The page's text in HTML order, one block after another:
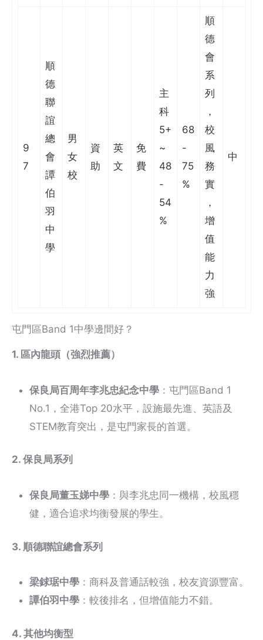
9
7
順
德
聯
誼
總
會
譚
伯
羽
中
學
男
女
校
資
助
英
文
免
費
主
科
5+
~
48
-
54
%
68
-
75
%
順
德
會
系
列
，
校
風
務
實
，
增
值
能
力
強
中
屯門區Band 1中學邊間好？
1. 區內龍頭（強烈推薦）
保良局百周年李兆忠紀念中學 ：屯門區Band 1
No.1，全港Top 20水平，設施最先進、英語及
STEM教育突出，是屯門家長的首選。
2. 保良局系列
保良局董玉娣中學 ：與李兆忠同一機構，校風穩
健，適合追求均衡發展的學生。
3. 順德聯誼總會系列
梁銶琚中學 ：商科及普通話較強，校友資源豐富。
譚伯羽中學 ：較後排名，但增值能力不錯。
4. 其他均衡型